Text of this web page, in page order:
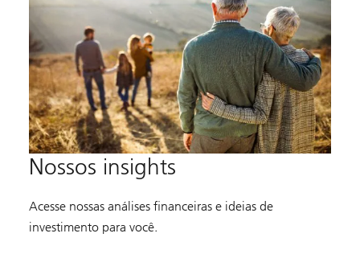
Nossos insights
Acesse nossas análises financeiras e ideias de
investimento para você.